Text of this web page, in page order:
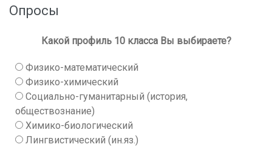
Опросы
Какой профиль 10 класса Вы выбираете?
Физико-математический
Физико-химический
Социально-гуманитарный (история,
обществознание)
Химико-биологический
Лингвистический (ин.яз.)